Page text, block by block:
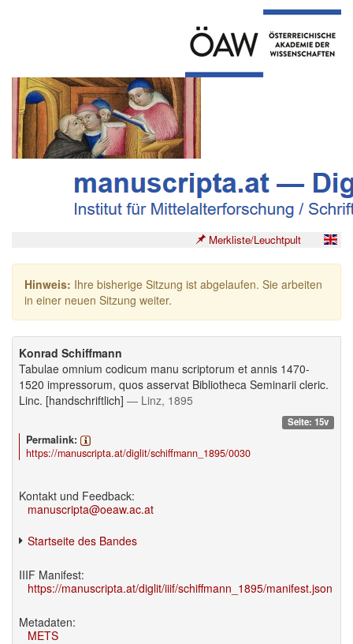
Merkliste/Leuchtpult
Hinweis: Ihre bisherige Sitzung ist abgelaufen. Sie arbeiten
in einer neuen Sitzung weiter.
Konrad Schiffmann
Tabulae omnium codicum manu scriptorum et annis 1470-
1520 impressorum, quos asservat Bibliotheca Seminarii cleric.
Linc. [handschriftlich] — Linz, 1895
Seite: 15v
Permalink:
https://manuscripta.at/diglit/schiffmann_1895/0030
Kontakt und Feedback:
manuscripta@oeaw.ac.at
Startseite des Bandes
IIIF Manifest:
https://manuscripta.at/diglit/iiif/schiffmann_1895/manifest.json
Metadaten:
METS